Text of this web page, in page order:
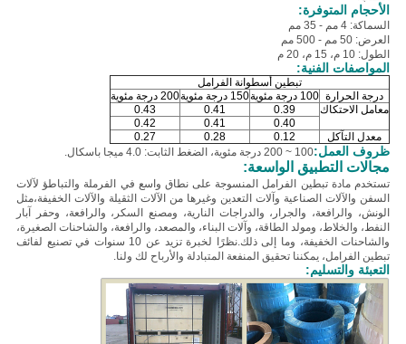
الأحجام المتوفرة:
السماكة: 4 مم - 35 مم
العرض: 50 مم - 500 مم
الطول: 10 م، 15 م، 20 م
المواصفات الفنية:
تبطين أسطوانة الفرامل
درجة الحرارة 100 درجة مئوية 150 درجة مئوية
200 درجة مئوية
معامل الاحتكاك
0.39
0.41
0.43
0.40
0.41
0.42
معدل التآكل
0.12
0.28
0.27
ظروف العمل:100 ~ 200 درجة مئوية، الضغط الثابت: 4.0 ميجا باسكال.
مجالات التطبيق الواسعة:
تستخدم مادة تبطين الفرامل المنسوجة على نطاق واسع في الفرملة والتباطؤ لآلات
السفن والآلات الصناعية وآلات التعدين وغيرها من الآلات الثقيلة والآلات الخفيفة،مثل
الونش، والرافعة، والجرار، والدراجات النارية، ومصنع السكر، والرافعة، وحفر آبار
النفط، والخلاط، ومولد الطاقة، وآلات البناء، والمصعد، والرافعة، والشاحنات الصغيرة،
والشاحنات الخفيفة، وما إلى ذلك.
نظرًا لخبرة تزيد عن 10 سنوات في تصنيع لفائف
تبطين الفرامل، يمكننا تحقيق المنفعة المتبادلة والأرباح لك ولنا.
التعبئة والتسليم: